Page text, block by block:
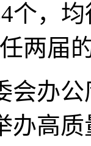
个，
两届
办公
办高